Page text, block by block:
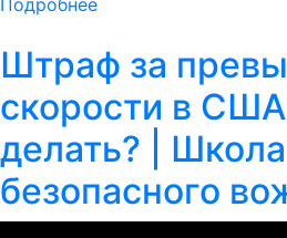
Подробнее
Штраф за
скорости в
делать? | Школа
безопасного